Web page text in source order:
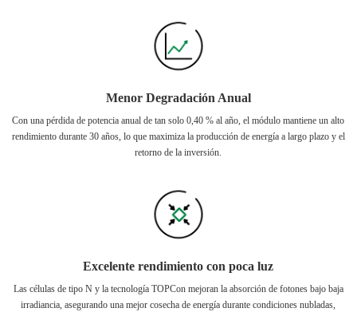
Menor Degradación Anual
Con una pérdida de potencia anual de tan solo 0,40 % al año, el módulo mantiene un alto
rendimiento durante 30 años, lo que maximiza la producción de energía a largo plazo y el
retorno de la inversión.
Excelente rendimiento con poca luz
Las células de tipo N y la tecnología TOPCon mejoran la absorción de fotones bajo baja
irradiancia, asegurando una mejor cosecha de energía durante condiciones nubladas,